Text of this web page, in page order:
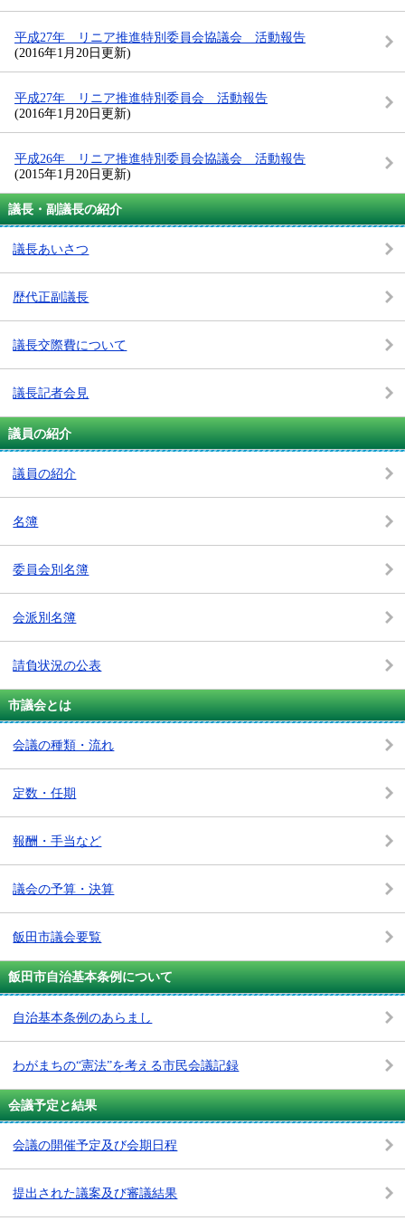
平成27年 リニア推進特別委員会協議会 活動報告
(2016年1月20日更新)
平成27年 リニア推進特別委員会 活動報告
(2016年1月20日更新)
平成26年 リニア推進特別委員会協議会 活動報告
(2015年1月20日更新)
議長・副議長の紹介
議長あいさつ
歴代正副議長
議長交際費について
議長記者会見
議員の紹介
議員の紹介
名簿
委員会別名簿
会派別名簿
請負状況の公表
市議会とは
会議の種類・流れ
定数・任期
報酬・手当など
議会の予算・決算
飯田市議会要覧
飯田市自治基本条例について
自治基本条例のあらまし
わがまちの“憲法”を考える市民会議記録
会議予定と結果
会議の開催予定及び会期日程
提出された議案及び審議結果